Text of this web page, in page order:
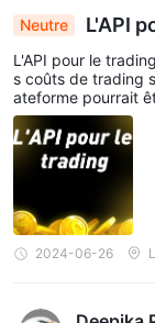
Neutre L'API
L'API pour le
s coûts de trading
ateforme pourrait
2024-06-26